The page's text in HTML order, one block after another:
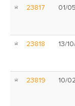
23817 01/
23818 13/
23819 10/